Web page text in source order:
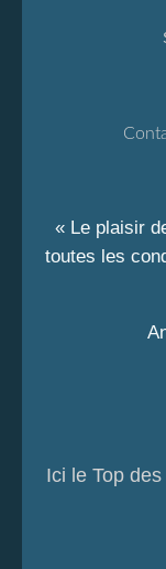
« Le plaisir
toutes les
Ici le Top